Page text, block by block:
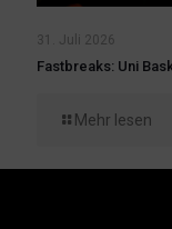
31. Juli 2026
Fastbreaks: Uni
Mehr lesen